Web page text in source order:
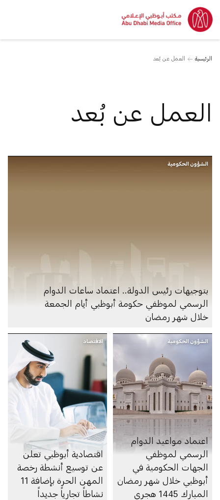
الرئيسية العمل عن بُعد
العمل عن بُعد
الشؤون الحكومية
بتوجيهات رئيس الدولة.. اعتماد ساعات الدوام
الرسمي لموظفي حكومة أبوظبي أيام الجمعة
خلال شهر رمضان
الشؤون الحكومية
اعتماد مواعيد الدوام
الرسمي لموظفي
الجهات الحكومية في
أبوظبي خلال شهر رمضان
المبارك 1445 هجري
الاقتصاد
اقتصادية أبوظبي تعلن
عن توسيع أنشطة رخصة
المهن الحرة بإضافة 11
نشاطاً تجارياً جديداً